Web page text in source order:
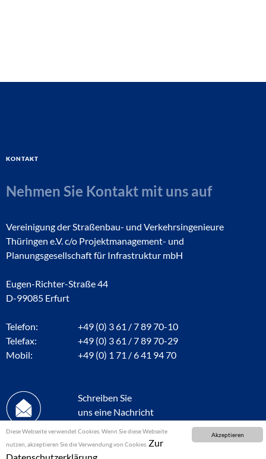
Akzeptieren
Diese Webseite verwendet Cookies. Wenn Sie diese Webseite
nutzen, akzeptieren Sie die Verwendung von Cookies. Zur
Kontakt
Nehmen Sie Kontakt mit uns auf
Vereinigung der Straßenbau- und Verkehrsingenieure
Thüringen e.V. c/o Projektmanagement- und
Planungsgesellschaft für Infrastruktur mbH
Eugen-Richter-Straße 44
D-99085 Erfurt
Telefon:
+49 (0) 3 61 / 7 89 70-10
Telefax:
+49 (0) 3 61 / 7 89 70-29
Mobil:
+49 (0) 1 71 / 6 41 94 70
Schreiben Sie
uns eine Nachricht